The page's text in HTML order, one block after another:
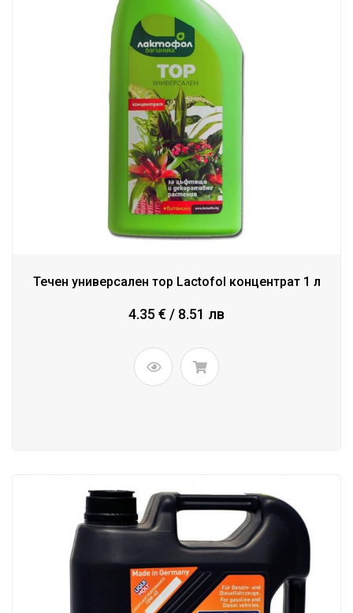
Течен универсален тор Lactofol концентрат 1 л
4.35 € / 8.51 лв